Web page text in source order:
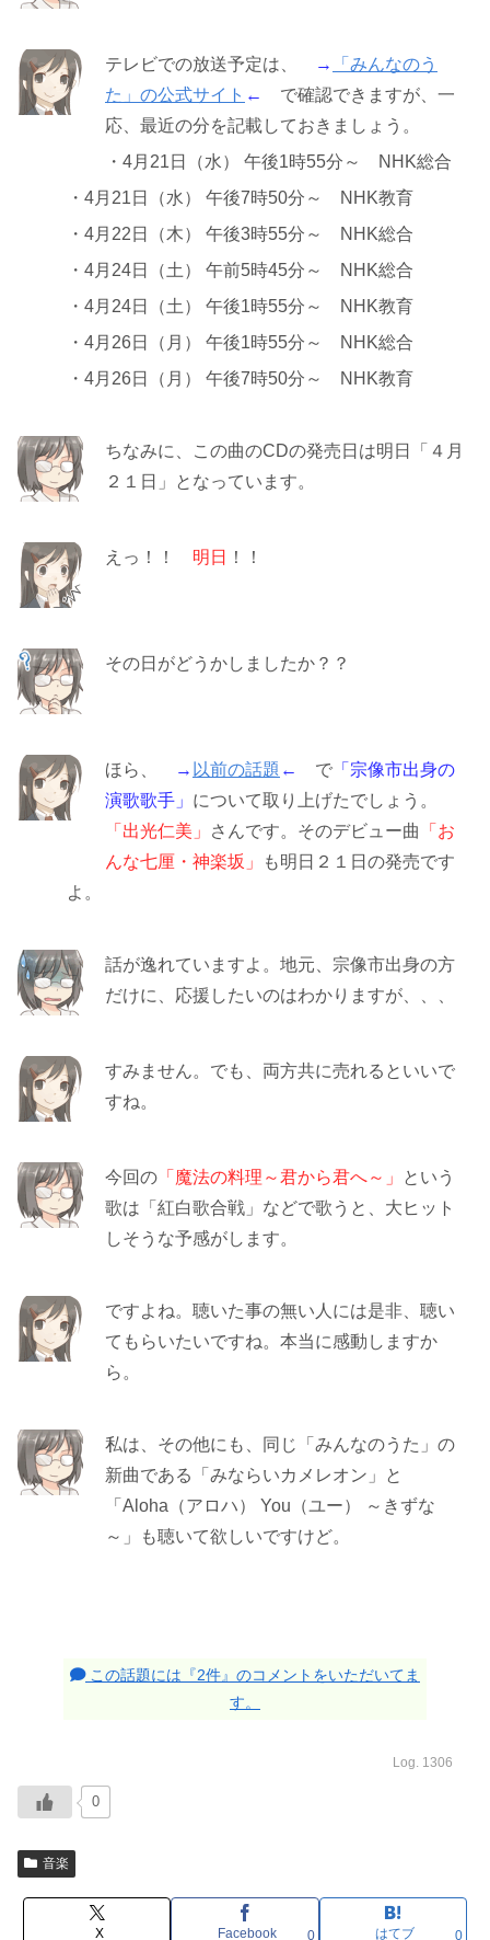
テレビでの放送予定は、 →
「みんなのう
た」の公式サイト ←
で確認できますが、一
応、最近の分を記載しておきましょう。
・4月21日（水） 午後1時55分～ NHK総合
・4月21日（水） 午後7時50分～ NHK教育
・4月22日（木） 午後3時55分～ NHK総合
・4月24日（土） 午前5時45分～ NHK総合
・4月24日（土） 午後1時55分～ NHK教育
・4月26日（月） 午後1時55分～ NHK総合
・4月26日（月） 午後7時50分～ NHK教育
ちなみに、この曲のCDの発売日は明日「４月
２１日」となっています。
えっ！！ 明日 ！！
その日がどうかしましたか？？
ほら、 → 以前の話題 ← で 「宗像市出身の
演歌歌手」 について取り上げたでしょう。
「出光仁美」
さんです。そのデビュー曲
「お
んな七厘・神楽坂」
も明日２１日の発売です
よ。
話が逸れていますよ。地元、宗像市出身の方
だけに、応援したいのはわかりますが、、、
すみません。でも、両方共に売れるといいで
すね。
今回の 「魔法の料理～君から君へ～」
という
歌は「紅白歌合戦」などで歌うと、大ヒット
しそうな予感がします。
ですよね。聴いた事の無い人には是非、聴い
てもらいたいですね。本当に感動しますか
ら。
私は、その他にも、同じ「みんなのうた」の
新曲である「みならいカメレオン」と
「Aloha（アロハ） You（ユー） ～きずな
～」も聴いて欲しいですけど。
この話題には『2件』のコメントをいただいてま
す。
Log. 1306
0
音楽
X Facebook 0 はてブ 0